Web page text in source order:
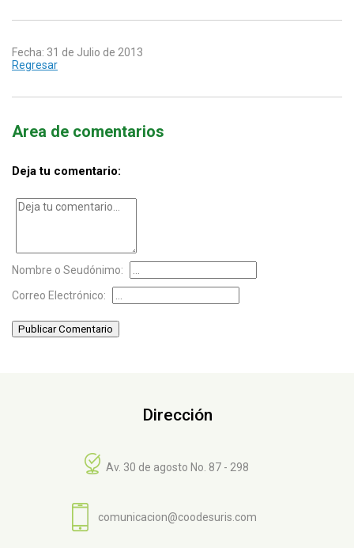
Fecha: 31 de Julio de 2013
Regresar
Area de comentarios
Deja tu comentario:
Nombre o Seudónimo:
Correo Electrónico:
Publicar Comentario
Dirección
Av. 30 de agosto No. 87 - 298
comunicacion@coodesuris.com